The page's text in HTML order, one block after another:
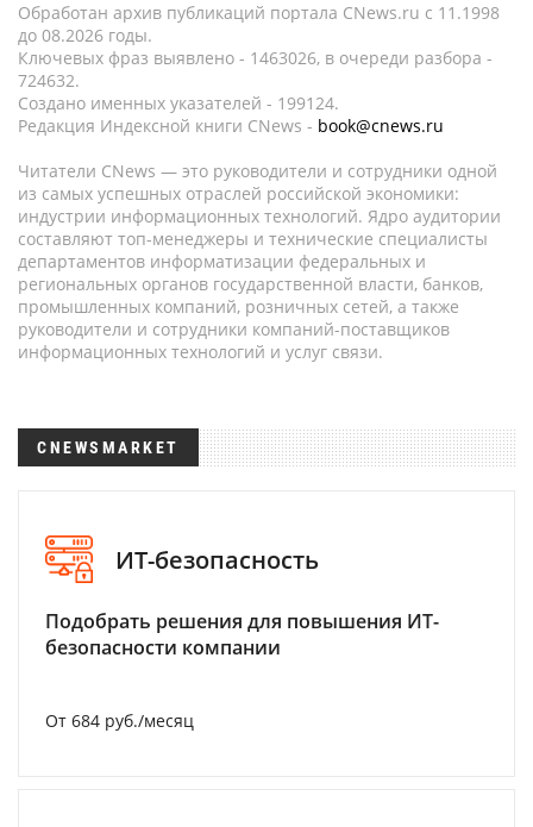
Обработан архив публикаций портала CNews.ru c 11.1998
до 08.2026 годы.
Ключевых фраз выявлено - 1463026, в очереди разбора -
724632.
Создано именных указателей - 199124.
Редакция Индексной книги CNews - book@cnews.ru
Читатели CNews — это руководители и сотрудники одной
из самых успешных отраслей российской экономики:
индустрии информационных технологий. Ядро аудитории
составляют топ-менеджеры и технические специалисты
департаментов информатизации федеральных и
региональных органов государственной власти, банков,
промышленных компаний, розничных сетей, а также
руководители и сотрудники компаний-поставщиков
информационных технологий и услуг связи.
CNEWSMARKET
ИТ-безопасность
Подобрать решения для повышения ИТ-
безопасности компании
От 684 руб./месяц